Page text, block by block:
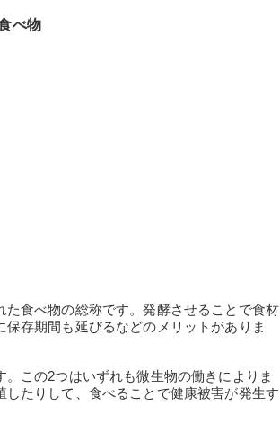
べ物
食べ物の総称です。発酵させることで食材
存期間も延びるなどのメリットがありま
この2つはいずれも微生物の働きによりま
たりして、食べることで健康被害が発生す